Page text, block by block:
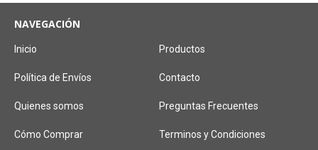
NAVEGACIÓN
Inicio Productos
Política de Envíos Contacto
Quienes somos Preguntas Frecuentes
Cómo Comprar Terminos y Condiciones